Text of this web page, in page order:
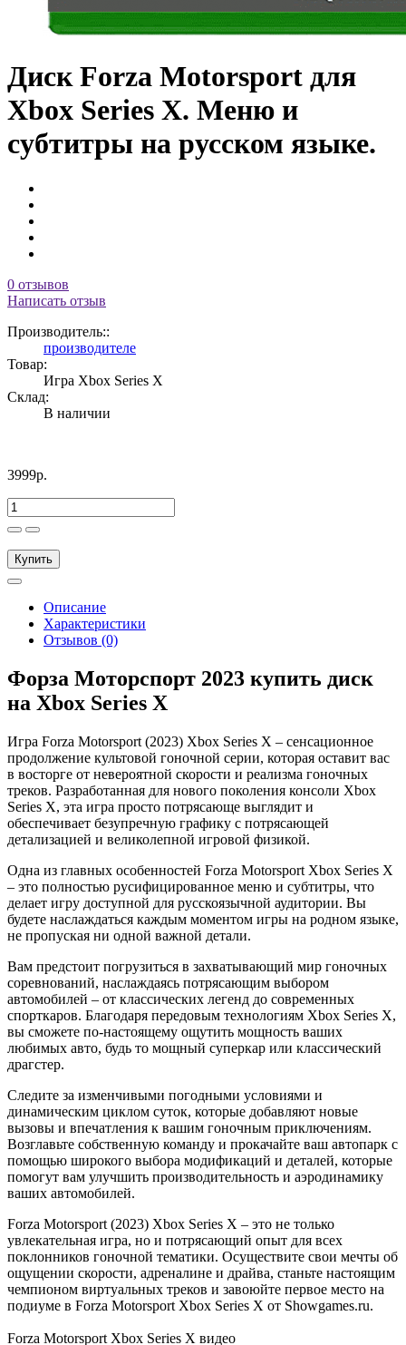
Диск Forza Motorsport для
Xbox Series X. Меню и
субтитры на русском языке.
0 отзывов
Написать отзыв
Производитель::
производителе
Товар:
Игра Xbox Series X
Склад:
В наличии
3999р.
Купить
Описание
Характеристики
Отзывов (0)
Форза Моторспорт 2023 купить диск
на Xbox Series X
Игра Forza Motorsport (2023) Xbox Series X – сенсационное
продолжение культовой гоночной серии, которая оставит вас
в восторге от невероятной скорости и реализма гоночных
треков. Разработанная для нового поколения консоли Xbox
Series X, эта игра просто потрясающе выглядит и
обеспечивает безупречную графику с потрясающей
детализацией и великолепной игровой физикой.
Одна из главных особенностей Forza Motorsport Xbox Series X
– это полностью русифицированное меню и субтитры, что
делает игру доступной для русскоязычной аудитории. Вы
будете наслаждаться каждым моментом игры на родном языке,
не пропуская ни одной важной детали.
Вам предстоит погрузиться в захватывающий мир гоночных
соревнований, наслаждаясь потрясающим выбором
автомобилей – от классических легенд до современных
спорткаров. Благодаря передовым технологиям Xbox Series X,
вы сможете по-настоящему ощутить мощность ваших
любимых авто, будь то мощный суперкар или классический
драгстер.
Следите за изменчивыми погодными условиями и
динамическим циклом суток, которые добавляют новые
вызовы и впечатления к вашим гоночным приключениям.
Возглавьте собственную команду и прокачайте ваш автопарк с
помощью широкого выбора модификаций и деталей, которые
помогут вам улучшить производительность и аэродинамику
ваших автомобилей.
Forza Motorsport (2023) Xbox Series X – это не только
увлекательная игра, но и потрясающий опыт для всех
поклонников гоночной тематики. Осуществите свои мечты об
ощущении скорости, адреналине и драйва, станьте настоящим
чемпионом виртуальных треков и завоюйте первое место на
подиуме в Forza Motorsport Xbox Series X от Showgames.ru.
Forza Motorsport Xbox Series X видео